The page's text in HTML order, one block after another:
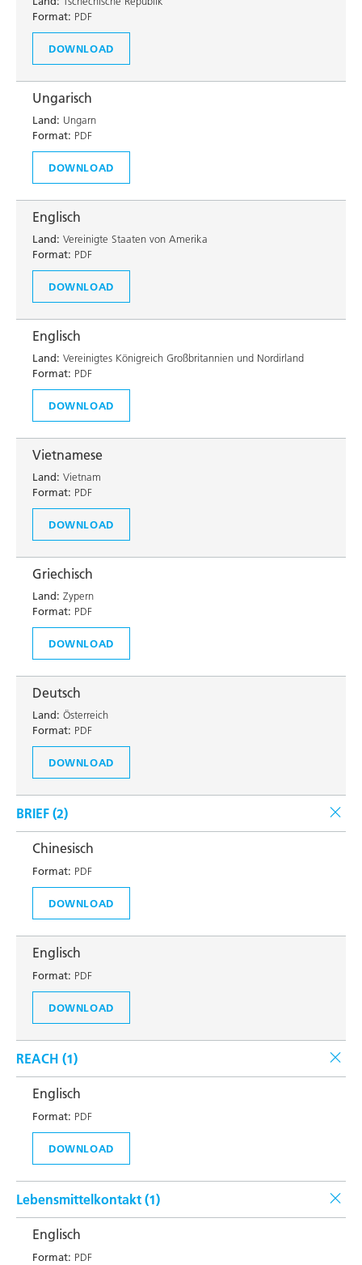
Format: PDF
DOWNLOAD
Ungarisch
Land: Ungarn
Format: PDF
DOWNLOAD
Englisch
Land: Vereinigte Staaten von Amerika
Format: PDF
DOWNLOAD
Englisch
Land: Vereinigtes Königreich Großbritannien und Nordirland
Format: PDF
DOWNLOAD
Vietnamese
Land: Vietnam
Format: PDF
DOWNLOAD
Griechisch
Land: Zypern
Format: PDF
DOWNLOAD
Deutsch
Land: Österreich
Format: PDF
DOWNLOAD
BRIEF (2)
Chinesisch
Format: PDF
DOWNLOAD
Englisch
Format: PDF
DOWNLOAD
REACH (1)
Englisch
Format: PDF
DOWNLOAD
Lebensmittelkontakt (1)
Englisch
Format: PDF